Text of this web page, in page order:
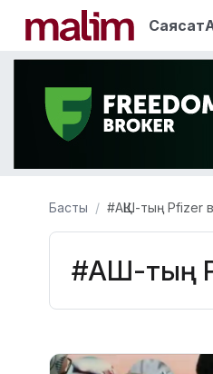
Саясат
Басты #АҚШ-тың Pfizer
#АҚШ-тың